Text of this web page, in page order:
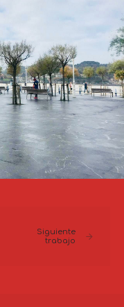
Siguiente
trabajo